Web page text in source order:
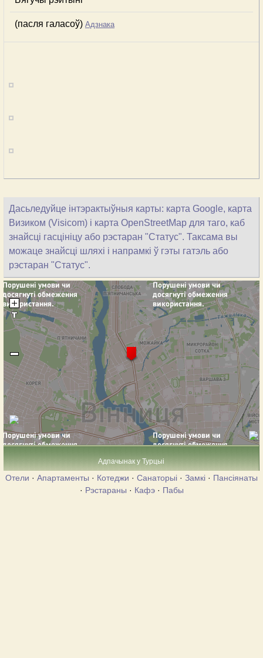
(пасля галасоў) Адзнака
Дасьледуйце інтэрактыўныя карты: карта Google, карта
Визиком (Visicom) і карта OpenStreetMap для таго, каб
знайсці гасцініцу або рэстаран "Статус". Таксама вы
можаце знайсці шляхі і напрамкі ў гэты гатэль або
рэстаран "Статус".
Адпачынак у Турцыі
Отели · Апартаменты · Котеджи · Санаторыі · Замкі · Пансіянаты
· Рэстараны · Кафэ· Пабы